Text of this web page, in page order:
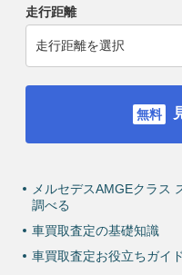
走行距離
メルセデスAMGEクラス
調べる
車買取査定の基礎知識
車買取査定お役立ちガイド